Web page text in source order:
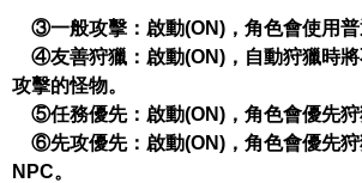
③一般攻擊：啟動(ON)，角色會使用普
④友善狩獵：啟動(ON)，自動狩獵時將
攻擊的怪物。
⑤任務優先：啟動(ON)，角色會優先狩
⑥先攻優先：啟動(ON)，角色會優先狩
NPC。